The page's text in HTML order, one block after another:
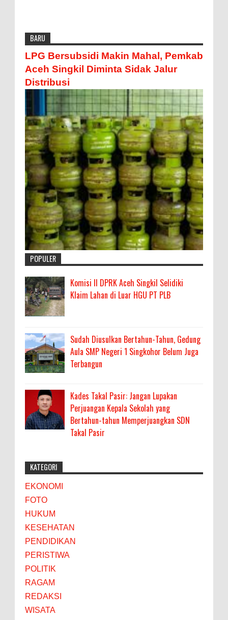
BARU
LPG Bersubsidi Makin Mahal, Pemkab
Aceh Singkil Diminta Sidak Jalur
Distribusi
POPULER
Komisi II DPRK Aceh Singkil Selidiki
Klaim Lahan di Luar HGU PT PLB
Sudah Diusulkan Bertahun-Tahun, Gedung
Aula SMP Negeri 1 Singkohor Belum Juga
Terbangun
Kades Takal Pasir: Jangan Lupakan
Perjuangan Kepala Sekolah yang
Bertahun-tahun Memperjuangkan SDN
Takal Pasir
KATEGORI
EKONOMI
FOTO
HUKUM
KESEHATAN
PENDIDIKAN
PERISTIWA
POLITIK
RAGAM
REDAKSI
WISATA